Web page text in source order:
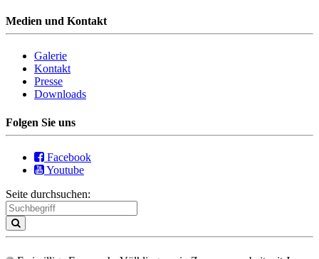
Medien und Kontakt
Galerie
Kontakt
Presse
Downloads
Folgen Sie uns
Facebook
Youtube
Seite durchsuchen: